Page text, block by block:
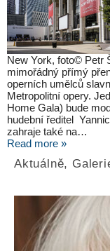
New York, foto© Petr
mimořádný přímý
operních umělců
Metropolitní opery.
Home Gala) bude
hudební ředitel
zahraje také na…
Read more »
Aktuálně,